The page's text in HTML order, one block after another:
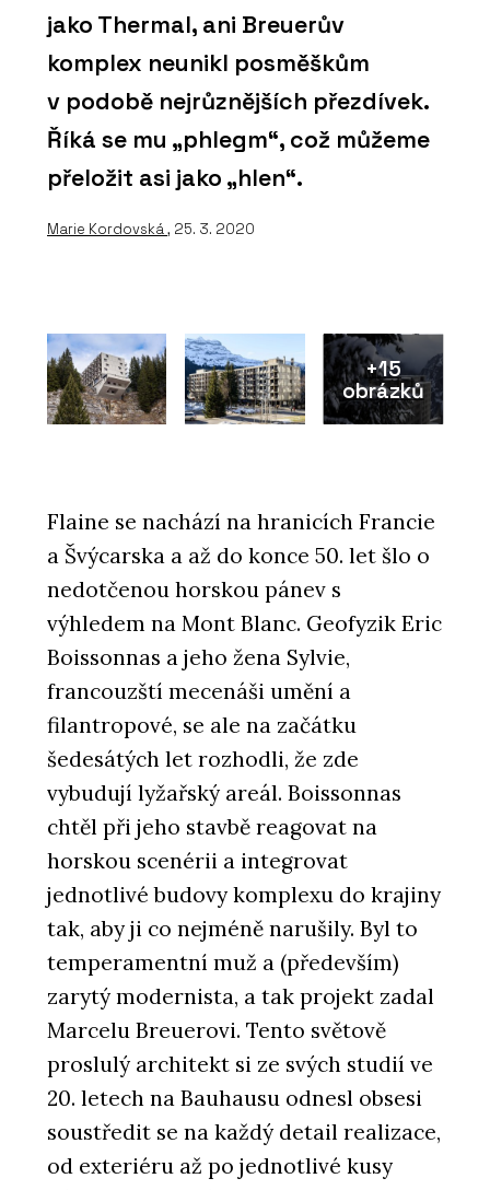
jako Thermal, ani Breuerův
komplex neunikl posměškům
v podobě nejrůznějších přezdívek.
Říká se mu „phlegm“, což můžeme
přeložit asi jako „hlen“.
Marie Kordovská, 25. 3. 2020
+15
obrázků
Flaine se nachází na hranicích Francie
a Švýcarska a až do konce 50. let šlo o
nedotčenou horskou pánev s
výhledem na Mont Blanc. Geofyzik Eric
Boissonnas a jeho žena Sylvie,
francouzští mecenáši umění a
filantropové, se ale na začátku
šedesátých let rozhodli, že zde
vybudují lyžařský areál. Boissonnas
chtěl při jeho stavbě reagovat na
horskou scenérii a integrovat
jednotlivé budovy komplexu do krajiny
tak, aby ji co nejméně narušily. Byl to
temperamentní muž a (především)
zarytý modernista, a tak projekt zadal
Marcelu Breuerovi. Tento světově
proslulý architekt si ze svých studií ve
20. letech na Bauhausu odnesl obsesi
soustředit se na každý detail realizace,
od exteriéru až po jednotlivé kusy